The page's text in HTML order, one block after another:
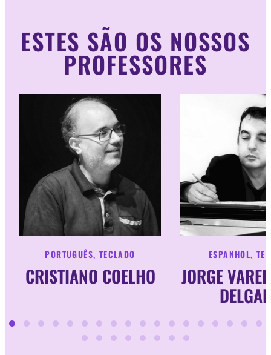
ESTES SÃO OS NOSSOS
PROFESSORES
CRISTIANO COELHO
PORTUGUÊS, TECLADO
JORGE
ESPANHOL,